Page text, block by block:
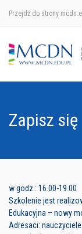
Przejdź do strony
Zapisz się
w godz.: 16.00-19.00
Szkolenie jest
Edukacyjna – nowy
Adresaci: